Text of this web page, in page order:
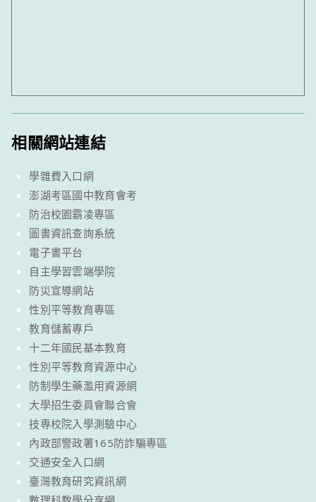
相關網站連結
學雜費入口網
澎湖考區國中教育會考
防治校園霸凌專區
圖書資訊查詢系統
電子書平台
自主學習雲端學院
防災宣導網站
性別平等教育專區
教育儲蓄專戶
十二年國民基本教育
性別平等教育資源中心
防制學生藥濫用資源網
大學招生委員會聯合會
技專校院入學測驗中心
內政部警政署165防詐騙專區
交通安全入口網
臺灣教育研究資訊網